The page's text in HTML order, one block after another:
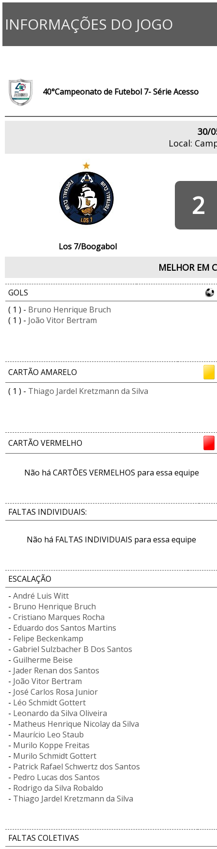
INFORMAÇÕES DO JOGO
40°Campeonato de Futebol 7- Série Acesso
30/
Local:
Los 7/Boogabol
2
MELHOR EM
GOLS
( 1 ) - Bruno Henrique Bruch
( 1 ) - João Vitor Bertram
CARTÃO AMARELO
( 1 ) - Thiago Jardel Kretzmann da Silva
CARTÃO VERMELHO
Não há CARTÕES VERMELHOS para essa equipe
FALTAS INDIVIDUAIS:
Não há FALTAS INDIVIDUAIS para essa equipe
ESCALAÇÃO
- André Luis Witt
- Bruno Henrique Bruch
- Cristiano Marques Rocha
- Eduardo dos Santos Martins
- Felipe Beckenkamp
- Gabriel Sulzbacher B Dos Santos
- Guilherme Beise
- Jader Renan dos Santos
- João Vitor Bertram
- José Carlos Rosa Junior
- Léo Schmidt Gottert
- Leonardo da Silva Oliveira
- Matheus Henrique Nicolay da Silva
- Maurício Leo Staub
- Murilo Koppe Freitas
- Murilo Schmidt Gottert
- Patrick Rafael Schwertz dos Santos
- Pedro Lucas dos Santos
- Rodrigo da Silva Robaldo
- Thiago Jardel Kretzmann da Silva
FALTAS COLETIVAS